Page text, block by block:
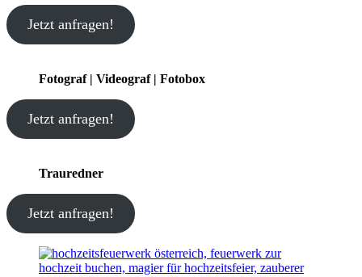
Jetzt anfragen!
Fotograf | Videograf | Fotobox
Jetzt anfragen!
Trauredner
Jetzt anfragen!